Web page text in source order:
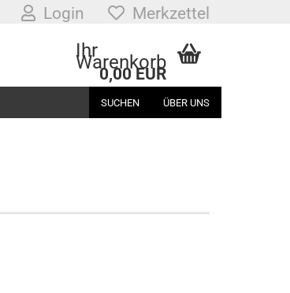
Login Merkzettel
Ihr
Warenkorb
0,00 EUR
SUCHEN ÜBER UNS